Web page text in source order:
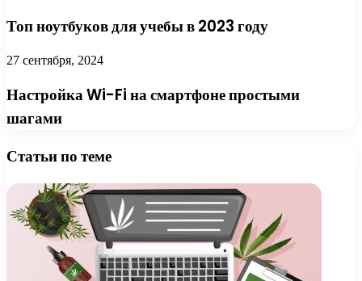
Топ ноутбуков для учебы в 2023 году
27 сентября, 2024
Настройка Wi-Fi на смартфоне простыми
шагами
Статьи по теме